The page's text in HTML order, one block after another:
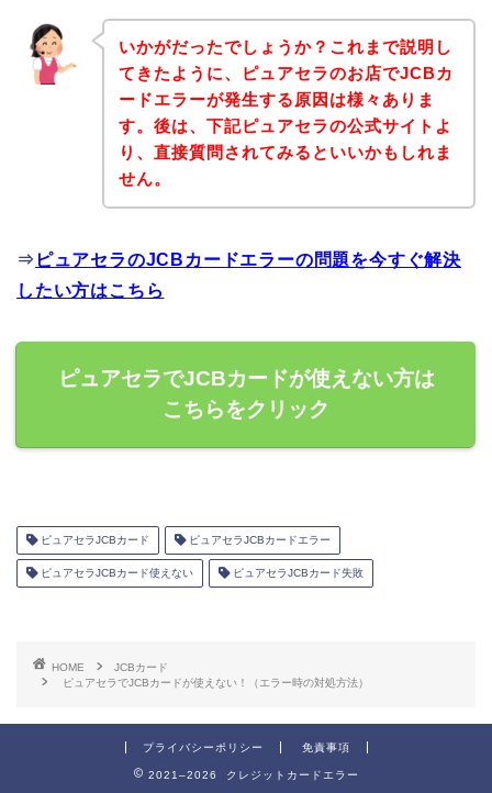
いかがだったでしょうか？これまで説明し
てきたように、ピュアセラのお店でJCBカ
ードエラーが発生する原因は様々ありま
す。後は、下記ピュアセラの公式サイトよ
り、直接質問されてみるといいかもしれま
せん。
⇒ ピュアセラのJCBカードエラーの問題を今すぐ解決
したい方はこちら
ピュアセラでJCBカードが使えない方は
こちらをクリック
ピュアセラJCBカード ピュアセラJCBカードエラー
ピュアセラJCBカード使えない ピュアセラJCBカード失敗
HOME
JCBカード
ピュアセラでJCBカードが使えない！（エラー時の対処方法）
プライバシーポリシー 免責事項
2021–2026 クレジットカードエラー